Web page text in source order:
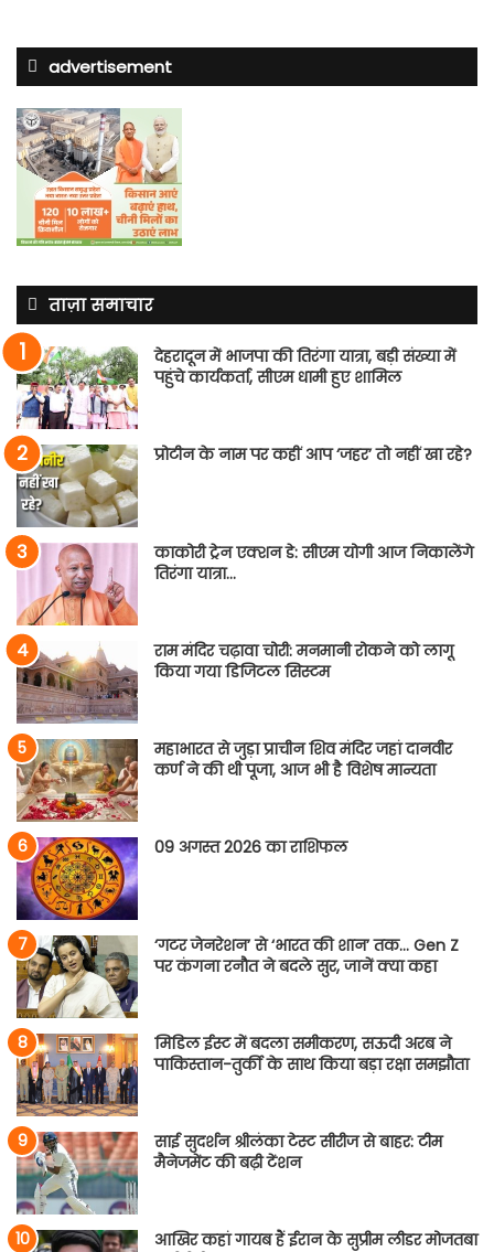
advertisement
ताज़ा समाचार
देहरादून में भाजपा की तिरंगा यात्रा, बड़ी संख्या में
पहुंचे कार्यकर्ता, सीएम धामी हुए शामिल
प्रोटीन के नाम पर कहीं आप ‘जहर’ तो नहीं खा रहे?
काकोरी ट्रेन एक्शन डे: सीएम योगी आज निकालेंगे
तिरंगा यात्रा…
राम मंदिर चढ़ावा चोरी: मनमानी रोकने को लागू
किया गया डिजिटल सिस्टम
महाभारत से जुड़ा प्राचीन शिव मंदिर जहां दानवीर
कर्ण ने की थी पूजा, आज भी है विशेष मान्यता
09 अगस्त 2026 का राशिफल
‘गटर जेनरेशन’ से ‘भारत की शान’ तक… Gen Z
पर कंगना रनौत ने बदले सुर, जानें क्या कहा
मिडिल ईस्ट में बदला समीकरण, सऊदी अरब ने
पाकिस्तान-तुर्की के साथ किया बड़ा रक्षा समझौता
साई सुदर्शन श्रीलंका टेस्ट सीरीज से बाहर: टीम
मैनेजमेंट की बढ़ी टेंशन
आखिर कहां गायब हैं ईरान के सुप्रीम लीडर मोजतबा